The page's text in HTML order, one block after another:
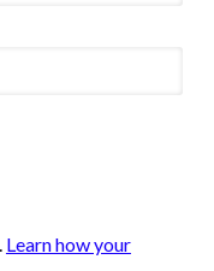
Learn how your